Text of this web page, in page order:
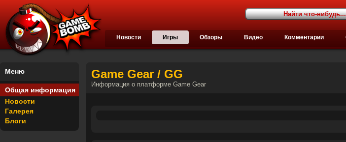
Новости Игры Обзоры Видео Комментарии
Меню
Общая информация
Новости
Галерея
Блоги
Game Gear / GG
Информация о платформе Game Gear